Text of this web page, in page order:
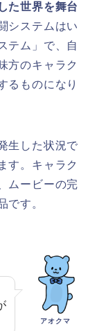
た世界を舞台
システムはい
テム」で、自
方のキャラク
るものになり
生した状況で
す。キャラク
ムービーの完
です。
アオクマ